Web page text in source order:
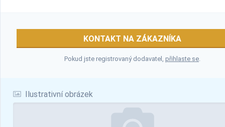
Ilustrativní obrázek
KONTAKT NA ZÁKAZNÍKA
Pokud jste registrovaný dodavatel, přihlaste se.